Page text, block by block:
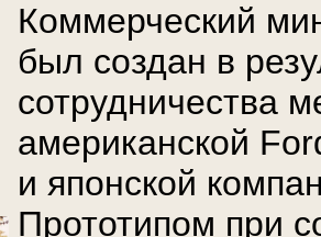
Коммерческий
был создан в
сотрудничества
американской
и японской
Прототипом при